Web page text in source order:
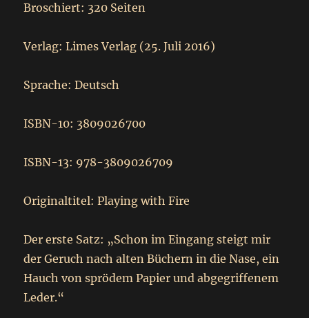
Broschiert: 320 Seiten
Verlag: Limes Verlag (25. Juli 2016)
Sprache: Deutsch
ISBN-10: 3809026700
ISBN-13: 978-3809026709
Originaltitel: Playing with Fire
Der erste Satz: „Schon im Eingang steigt mir
der Geruch nach alten Büchern in die Nase, ein
Hauch von sprödem Papier und abgegriffenem
Leder.“